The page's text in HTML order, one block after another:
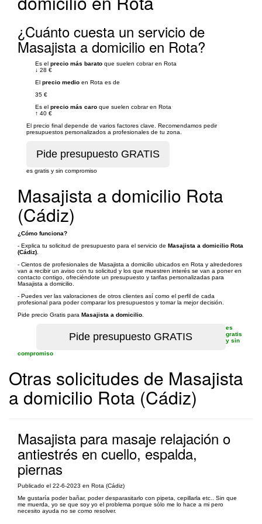
¿Cuánto cuesta un servicio de
Masajista a domicilio en Rota?
Es el precio más barato que suelen cobrar en Rota
↓ 28 €
El precio medio en Rota es de
35 €
Es el precio más caro que suelen cobrar en Rota
↑ 40 €
El precio final depende de varios factores clave. Recomendamos pedir
presupuestos personalizados a profesionales de tu zona.
es gratis y sin compromiso
Masajista a domicilio Rota
(Cádiz)
¿Cómo funciona?
- Explica tu solicitud de presupuesto para el servicio de Masajista a domicilio Rota
(Cádiz)
- Cientos de profesionales de Masajista a domicilio ubicados en Rota y alrededores
van a recibir un aviso con tu solicitud y los que muestren interés se van a poner en
contacto contigo, ofreciéndote un presupuesto y tarifas personalizadas para
Masajista a domicilio.
- Puedes ver las valoraciones de otros clientes así como el perfil de cada
profesional para poder comparar los presupuestos y tomar la mejor decisión.
Pide precio Gratis para Masajista a domicilio
es
gratis
y sin
compromiso
Otras solicitudes de Masajista
a domicilio Rota (Cádiz)
Masajista para masaje relajación o
antiestrés en cuello, espalda,
piernas
Publicado el 22-6-2023 en Rota (Cádiz)
Me gustaría poder bañar, poder desparasitarlo con pipeta, cepillarla etc.. Sin que
me muerda, yo se que soy yo el problema porque sólo me lo hace a mi pero
necesito ayuda no se como resolver.